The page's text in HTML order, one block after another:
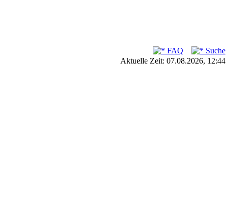
FAQ
Suche
Aktuelle Zeit: 07.08.2026, 12:44